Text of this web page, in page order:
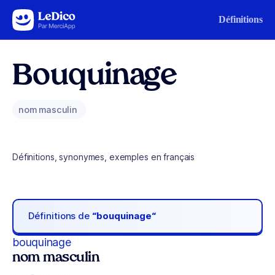
Aller au contenu Définitions
Bouquinage
nom masculin
Définitions, synonymes, exemples en français
Définitions de “bouquinage“
bouquinage
nom masculin